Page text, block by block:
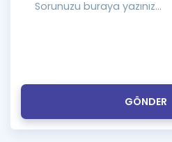
GÖNDER